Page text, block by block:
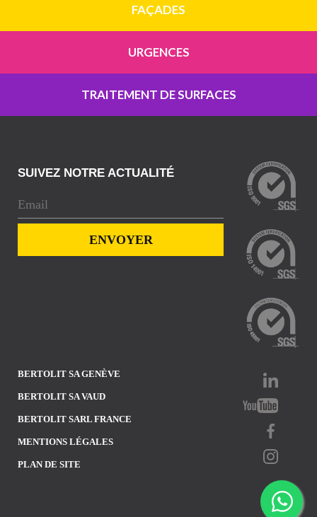
FAÇADES
URGENCES
TRAITEMENT DE SURFACES
BERTOLIT SA GENÈVE
BERTOLIT SA VAUD
BERTOLIT SARL FRANCE
MENTIONS LÉGALES
PLAN DE SITE
SUIVEZ NOTRE ACTUALITÉ